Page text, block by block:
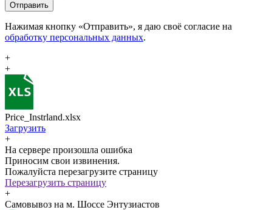
Отправить
Нажимая кнопку «Отправить», я даю своё согласие на
обработку персональных данных.
+
+
Price_Instrland.xlsx
Загрузить
+
На сервере произошла ошибка
Приносим свои извинения.
Пожалуйста перезагрузите страницу
Перезагрузить страницу
+
Самовывоз на м. Шоссе Энтузиастов